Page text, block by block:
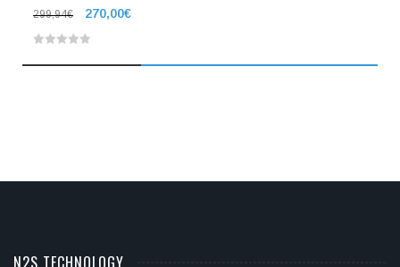
299,94€
Le
prix
270,00€Le